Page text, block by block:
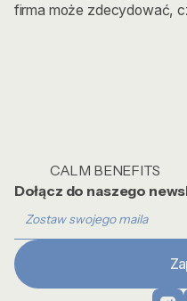
firma może zdecydować,
CALM BENEFITS
Dołącz do naszego